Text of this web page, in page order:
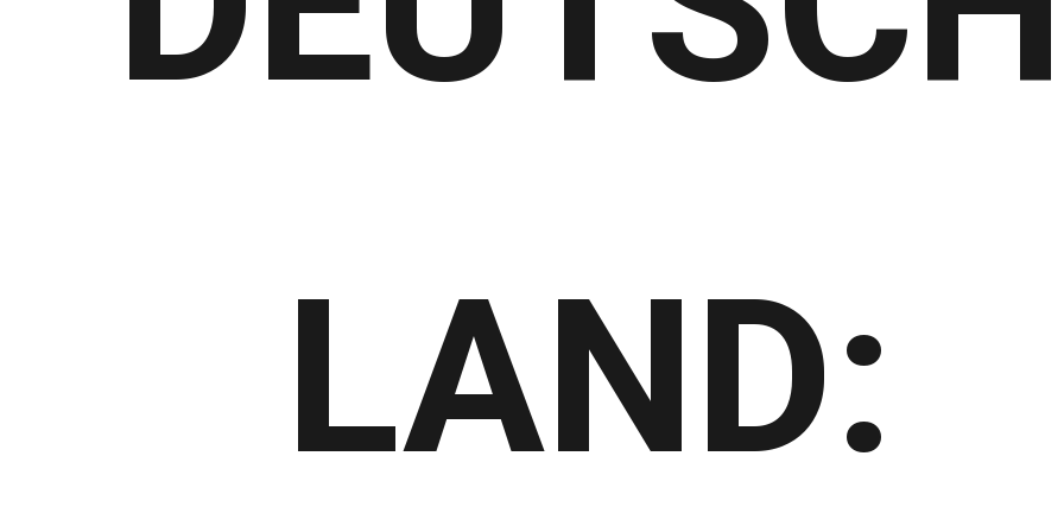
LAND: